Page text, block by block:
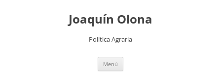
Joaquín Olona
Política Agraria
Menú